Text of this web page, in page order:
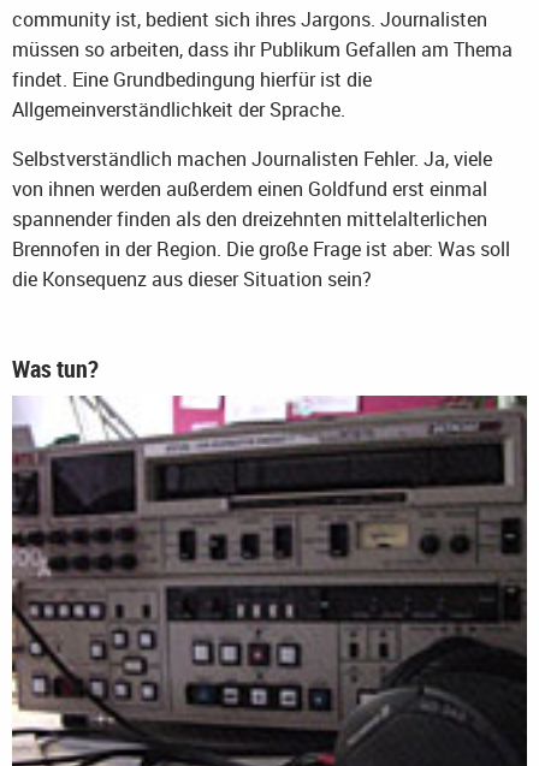
community ist, bedient sich ihres Jargons. Journalisten
müssen so arbeiten, dass ihr Publikum Gefallen am Thema
findet. Eine Grundbedingung hierfür ist die
Allgemeinverständlichkeit der Sprache.
Selbstverständlich machen Journalisten Fehler. Ja, viele
von ihnen werden außerdem einen Goldfund erst einmal
spannender finden als den dreizehnten mittelalterlichen
Brennofen in der Region. Die große Frage ist aber: Was soll
die Konsequenz aus dieser Situation sein?
Was tun?